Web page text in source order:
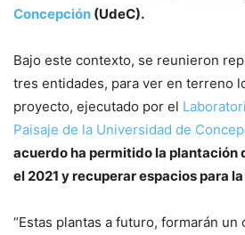
Concepción (UdeC).
Bajo este contexto, se reunieron
tres entidades, para ver en terreno
proyecto, ejecutado por el
Paisaje de la Universidad de
acuerdo ha permitido la plantación
el 2021 y recuperar espacios para
“Estas plantas a futuro, formarán